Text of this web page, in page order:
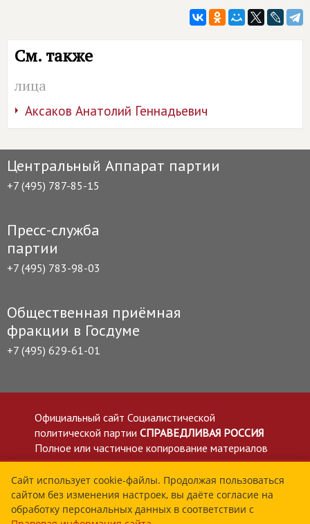
См. также
лица
Аксаков Анатолий Геннадьевич
Центральный Аппарат партии
+7 (495) 787-85-15
Пресс-служба
партии
+7 (495) 783-98-03
Общественная приёмная
фракции в Госдуме
+7 (495) 629-61-01
Официальный сайт Социалистической
политической партии СПРАВЕДЛИВАЯ РОССИЯ
Полное или частичное копирование материалов
приветствуется со ссылкой на сайт spravedlivo.ru
Политика в отношении обработки персональных
данных
Все материалы сайта spravedlivo.ru доступны по
Сайт использует cookie-файлы. Продолжая пользоваться
сайтом без изменения настроек, вы даёте согласие на
обработку персональных данных в соответствии с